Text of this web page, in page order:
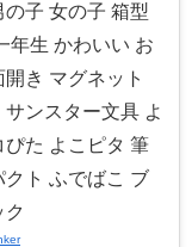
の子 女の子 箱型
年生 かわいい お
開き マグネット
ンスター文具 よ
ぴた よこピタ 筆
クト ふでばこ ブ
ク